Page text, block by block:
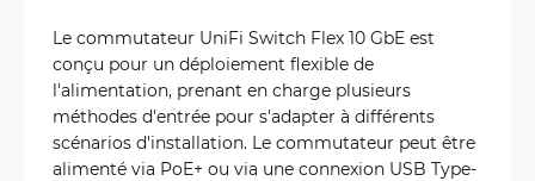
Le commutateur UniFi Switch Flex 10 GbE est
conçu pour un déploiement flexible de
l'alimentation, prenant en charge plusieurs
méthodes d'entrée pour s'adapter à différents
scénarios d'installation. Le commutateur peut être
alimenté via PoE+ ou via une connexion USB Type-